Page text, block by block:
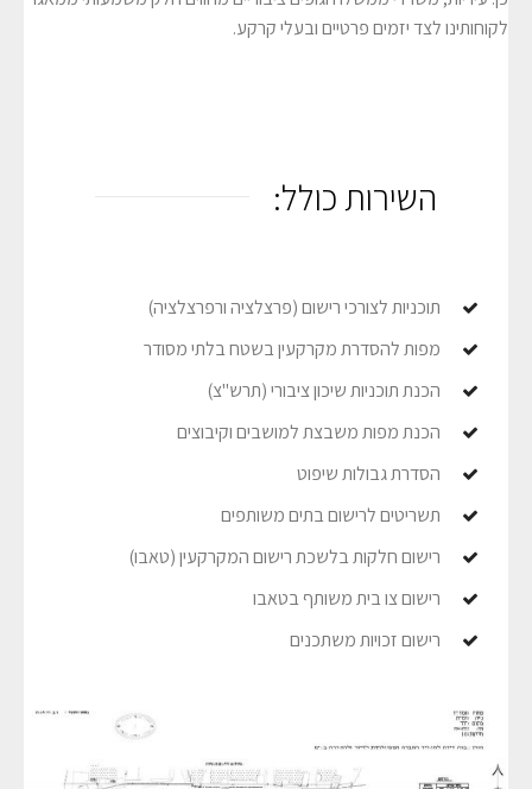
לקוחותינו לצד יזמים פרטיים ובעלי קרקע.
השירות כולל:
תוכניות לצורכי רישום (פרצלציה ורפרצלציה)
מפות להסדרת מקרקעין בשטח בלתי מסודר
הכנת תוכניות שיכון ציבורי (תרש"צ)
הכנת מפות משבצת למושבים וקיבוצים
הסדרת גבולות שיפוט
תשריטים לרישום בתים משותפים
רישום חלקות בלשכת רישום המקרקעין (טאבו)
רישום צו בית משותף בטאבו
רישום זכויות משתכנים